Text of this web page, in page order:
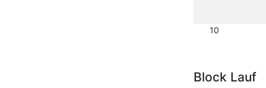
10
Block Lauf